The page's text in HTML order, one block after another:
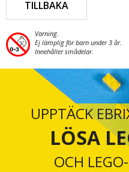
TILLBAKA
Varning.
Ej lämplig för barn under 3 år.
Innehåller smådelar.
UPPTÄCK
LÖSA
OCH